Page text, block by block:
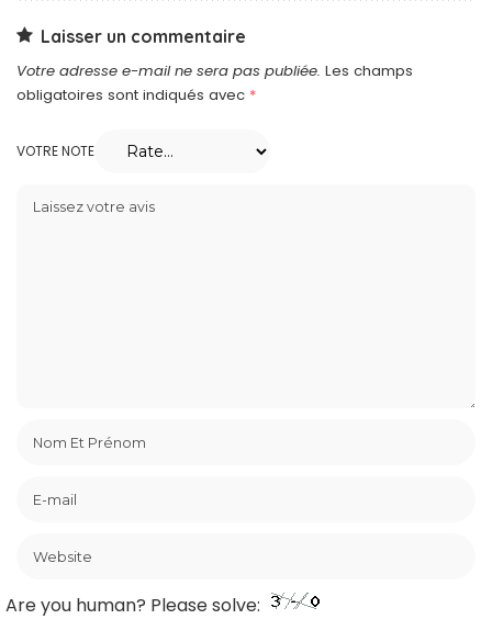
Laisser un commentaire
Votre adresse e-mail ne sera pas publiée. Les champs
obligatoires sont indiqués avec *
VOTRE NOTE
Are you human? Please solve: